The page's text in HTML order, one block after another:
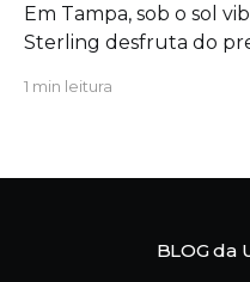
Em Tampa, sob o sol
Sterling desfruta do
trás das portas
ressurge com um
1 min leitura
BLOG da